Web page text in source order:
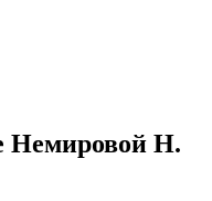
Немировой Н.